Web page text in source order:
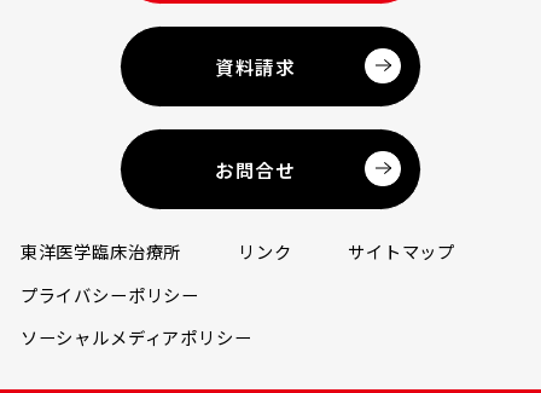
資料請求
お問合せ
東洋医学臨床治療所 リンク
サイトマップ
プライバシーポリシー
ソーシャルメディアポリシー